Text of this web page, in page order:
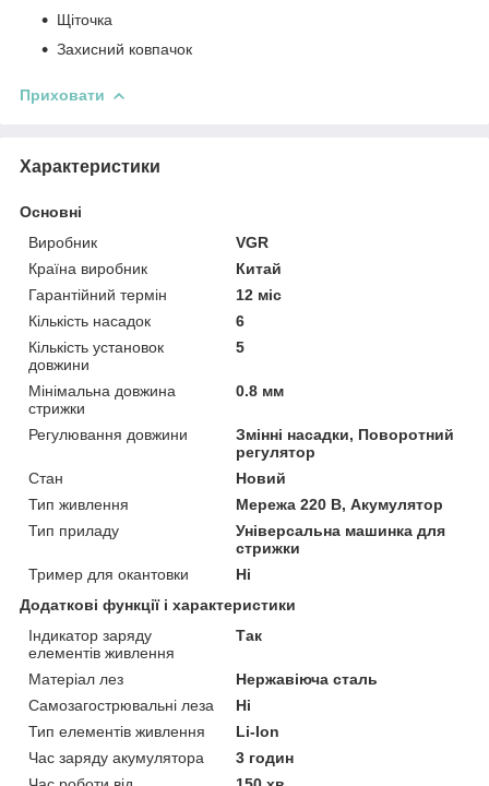
Щіточка
Захисний ковпачок
Приховати
Характеристики
Основні
Виробник
VGR
Країна виробник
Китай
Гарантійний термін
12 міс
Кількість насадок
6
Кількість установок
довжини
5
Мінімальна довжина
стрижки
0.8 мм
Регулювання довжини
Змінні насадки, Поворотний
регулятор
Стан
Новий
Тип живлення
Мережа 220 В, Акумулятор
Тип приладу
Універсальна машинка для
стрижки
Тример для окантовки
Ні
Додаткові функції і характеристики
Індикатор заряду
елементів живлення
Так
Матеріал лез
Нержавіюча сталь
Самозагострювальні леза
Ні
Тип елементів живлення
Li-Ion
Час заряду акумулятора
3 годин